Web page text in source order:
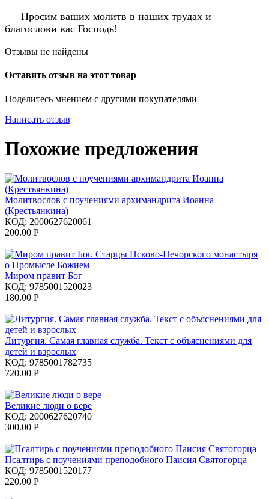
Просим ваших молитв в наших трудах и
благослови вас Господь!
Отзывы не найдены
Оставить отзыв на этот товар
Поделитесь мнением с другими покупателями
Написать отзыв
Похожие предложения
Молитвослов с поучениями архимандрита Иоанна
(Крестьянкина)
КОД: 2000627620061
200.00 Р
Миром правит Бог
КОД: 9785001520023
180.00 Р
Литургия. Самая главная служба. Текст с объяснениями для
детей и взрослых
КОД: 9785001782735
720.00 Р
Великие люди о вере
КОД: 2000627620740
300.00 Р
Псалтирь с поучениями преподобного Паисия Святогорца
КОД: 9785001520177
220.00 Р